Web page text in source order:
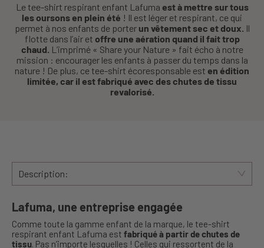
Le tee-shirt respirant enfant Lafuma est à mettre sur tous
les oursons en plein été ! Il est léger et respirant, ce qui
permet à nos enfants de porter un vêtement sec et doux. Il
flotte dans l’air et offre une aération quand il fait trop
chaud. L’imprimé « Share your Nature » fait écho à notre
mission : encourager les enfants à passer du temps dans la
nature ! De plus, ce tee-shirt écoresponsable est en édition
limitée, car il est fabriqué avec des chutes de tissu
revalorisé.
Description:
Lafuma, une entreprise engagée
Comme toute la gamme enfant de la marque, le tee-shirt
respirant enfant Lafuma est fabriqué à partir de chutes de
tissu. Pas n’importe lesquelles ! Celles qui ressortent de la